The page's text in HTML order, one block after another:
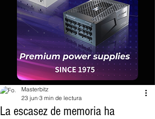
La escasez de memoria ha
Masterbitz
23 jun 3 min de lectura